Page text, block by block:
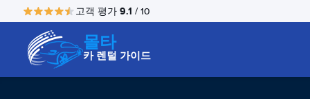
고객 평가 9.1 / 10
몰타
카 렌털 가이드